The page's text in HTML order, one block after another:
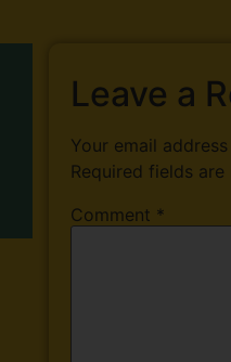
Leave a
Your email
Required fields are
Comment *